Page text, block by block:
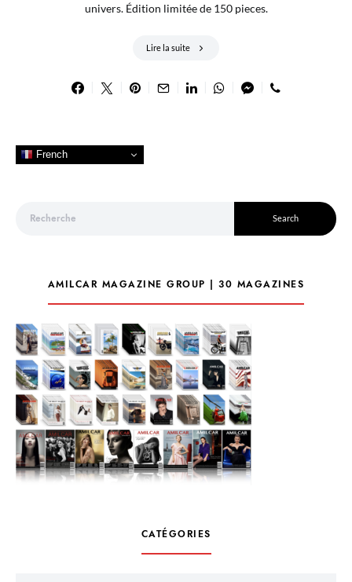
univers. Édition limitée de 150 pieces.
Lire la suite
French
Search
AMILCAR MAGAZINE GROUP | 30 MAGAZINES
CATÉGORIES